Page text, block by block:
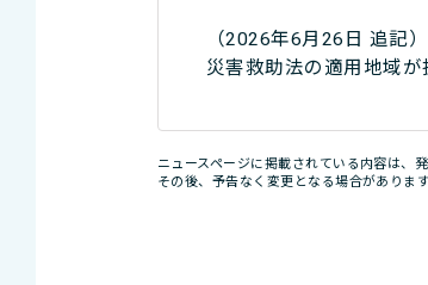
（2026年6月26日 追記）
災害救助法の適用地域
ニュースページに掲載されている内容は、
その後、予告なく変更となる場合がありま